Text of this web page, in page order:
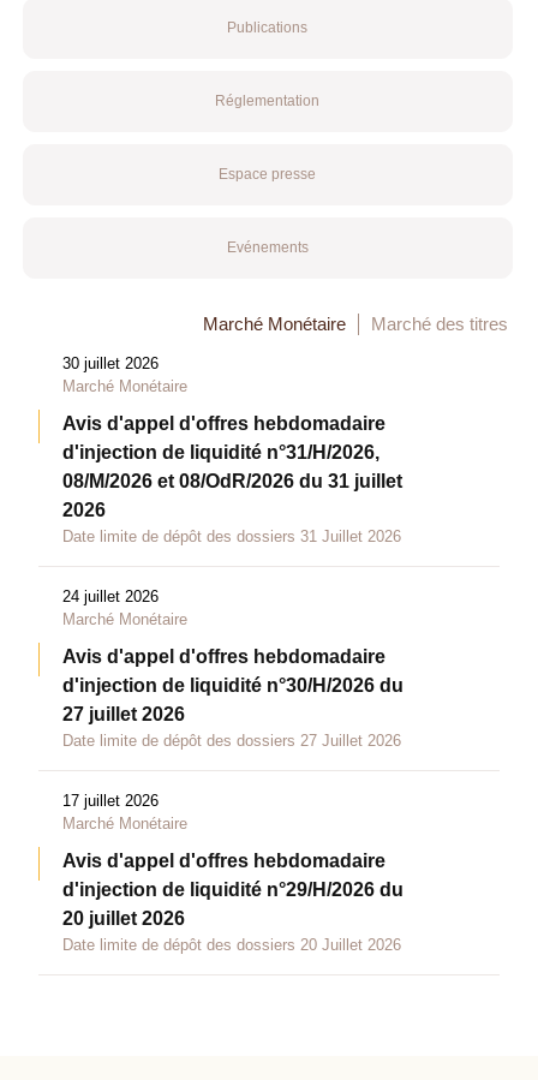
Publications
Réglementation
Espace presse
Evénements
Marché Monétaire Marché des titres
30 juillet 2026
Marché Monétaire
Avis d'appel d'offres hebdomadaire
d'injection de liquidité n°31/H/2026,
08/M/2026 et 08/OdR/2026 du 31 juillet
2026
Date limite de dépôt des dossiers 31 Juillet 2026
24 juillet 2026
Marché Monétaire
Avis d'appel d'offres hebdomadaire
d'injection de liquidité n°30/H/2026 du
27 juillet 2026
Date limite de dépôt des dossiers 27 Juillet 2026
17 juillet 2026
Marché Monétaire
Avis d'appel d'offres hebdomadaire
d'injection de liquidité n°29/H/2026 du
20 juillet 2026
Date limite de dépôt des dossiers 20 Juillet 2026